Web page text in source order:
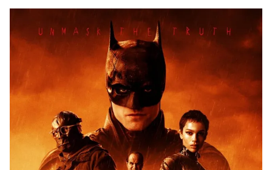
Sản phẩm
Tư vấn
Giao lưu trực tuyến
Lịch phát sóng
Emagazine Podcast
Photo Infographic